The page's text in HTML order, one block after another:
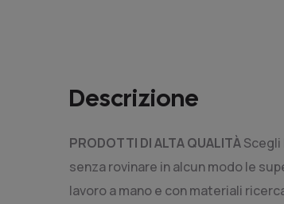
Descrizione
PRODOTTI DI ALTA QUALITÀ
senza rovinare in alcun modo le
lavoro a mano e con materiali